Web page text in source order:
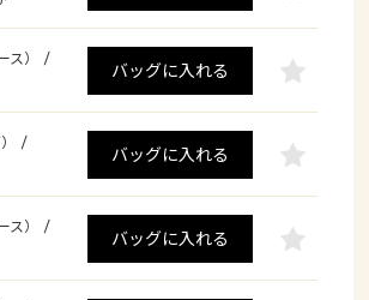
ス）
/
バッグに入れる
/
バッグに入れる
ス）
/
バッグに入れる